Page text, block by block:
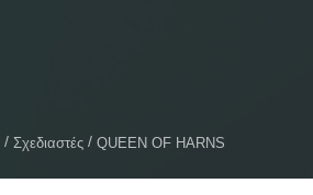
Σχεδιαστές QUEEN OF HARNS